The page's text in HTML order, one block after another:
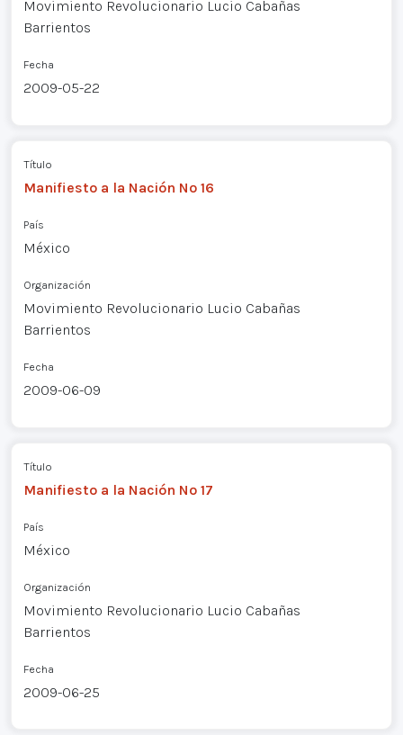
Movimiento Revolucionario Lucio Cabañas
Barrientos
Fecha
2009-05-22
Título
Manifiesto a la Nación Nº 16
País
México
Organización
Movimiento Revolucionario Lucio Cabañas
Barrientos
Fecha
2009-06-09
Título
Manifiesto a la Nación Nº 17
País
México
Organización
Movimiento Revolucionario Lucio Cabañas
Barrientos
Fecha
2009-06-25